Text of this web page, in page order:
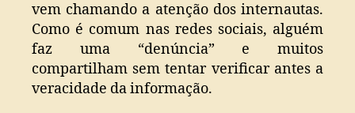
vem chamando a atenção dos internautas.
Como é comum nas redes sociais, alguém
faz uma “denúncia” e muitos
compartilham sem tentar verificar antes a
veracidade da informação.